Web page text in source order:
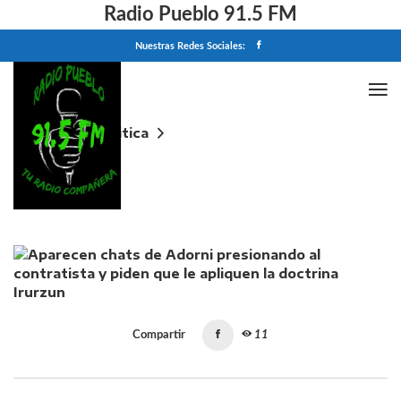
Radio Pueblo 91.5 FM
Nuestras Redes Sociales:
Home
Politica
Aparecen chats de Adorni presionando al
contratista y piden que le apliquen la doctrina
Irurzun
Compartir 11